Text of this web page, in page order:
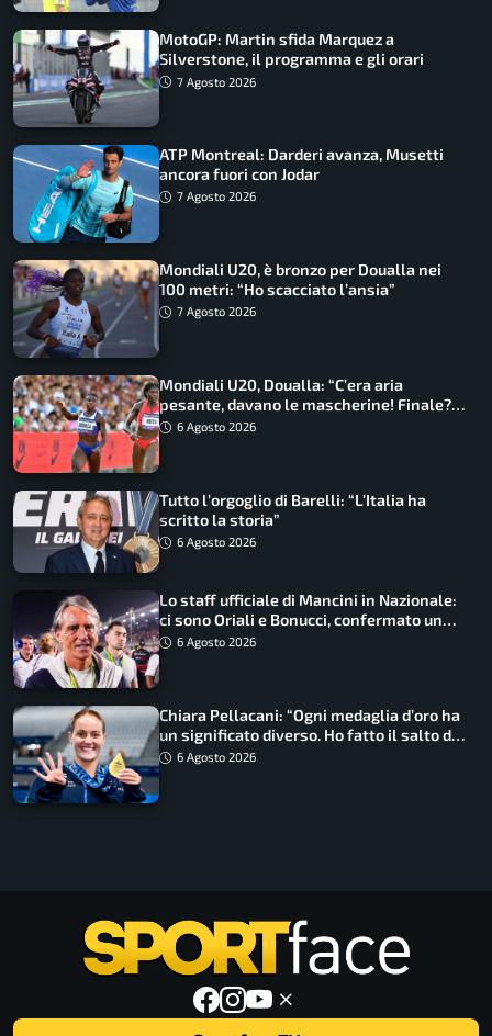
MotoGP: Martin sfida Marquez a
Silverstone, il programma e gli orari
7 Agosto 2026
ATP Montreal: Darderi avanza, Musetti
ancora fuori con Jodar
7 Agosto 2026
Mondiali U20, è bronzo per Doualla nei
100 metri: “Ho scacciato l’ansia”
7 Agosto 2026
Mondiali U20, Doualla: “C’era aria
pesante, davano le mascherine! Finale?
Non ho nulla da perdere”
6 Agosto 2026
Tutto l’orgoglio di Barelli: “L’Italia ha
scritto la storia”
6 Agosto 2026
Lo staff ufficiale di Mancini in Nazionale:
ci sono Oriali e Bonucci, confermato un
ritorno
6 Agosto 2026
Chiara Pellacani: “Ogni medaglia d’oro ha
un significato diverso. Ho fatto il salto di
qualità”
6 Agosto 2026